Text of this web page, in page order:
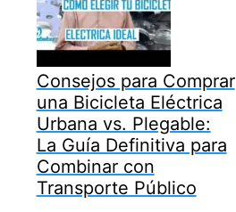
Consejos para Comprar
una Bicicleta Eléctrica
Urbana vs. Plegable:
La Guía Definitiva para
Combinar con
Transporte Público